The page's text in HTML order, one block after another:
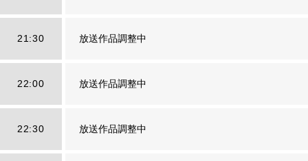
21:30 放送作品調整中
22:00 放送作品調整中
22:30 放送作品調整中